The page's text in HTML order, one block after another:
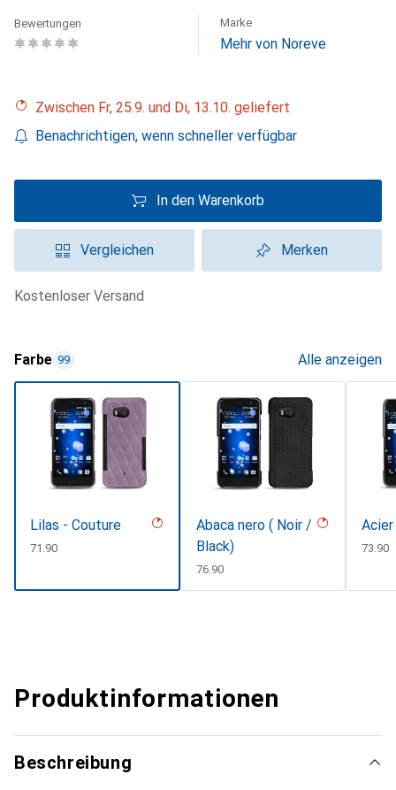
Bewertungen Marke
Mehr von Noreve
Zwischen Fr, 25.9. und Di, 13.10. geliefert
Benachrichtigen, wenn schneller verfügbar
In den Warenkorb
Vergleichen Merken
kostenloser Versand
Farbe 99 Alle anzeigen
Lilas - Couture
CHF
71.90
Abaca nero ( Noir /
Black)
CHF
76.90
CHF
73.90
Produktinformationen
Beschreibung